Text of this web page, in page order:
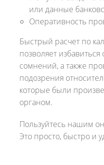
или данные
Оперативность
Быстрый расчет по
позволяет
сомнений, а также
подозрения
которые были
органом.
Пользуйтесь нашим
Это просто, быстро и